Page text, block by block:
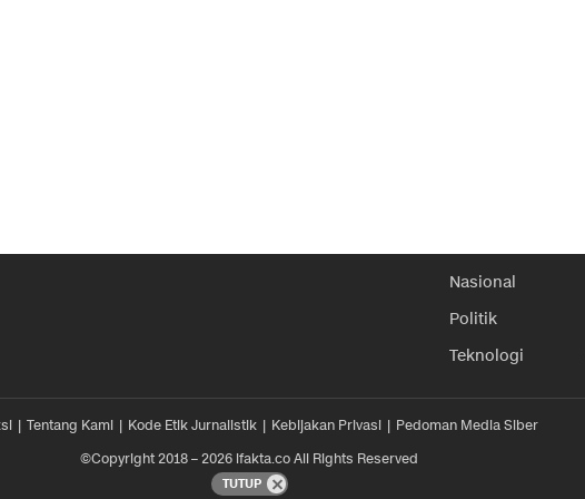
Nasional
Politik
Teknologi
Tentang Kami Kode Etik Jurnalistik Kebijakan Privasi
Pedoman Media Siber
©Copyright 2018 – 2026 ifakta.co All Rights Reserved
TUTUP